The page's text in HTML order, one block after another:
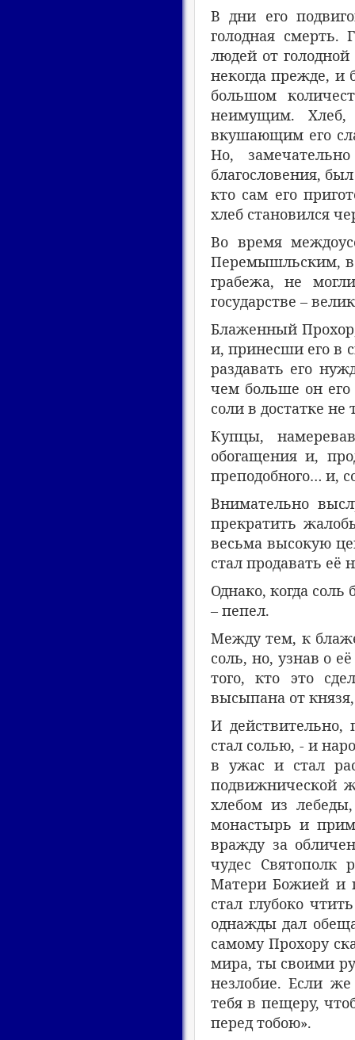
В дни его
голодная смерть.
людей от
некогда прежде, и
большом
неимущим. Хлеб,
вкушающим его
Но,
благословения,
кто сам его
хлеб становился
Во время
Перемышльским,
грабежа, не
государстве –
Блаженный Прохор,
и, принесши его в
раздавать его
чем больше он его
соли в достатке
Купцы,
обогащения и,
преподобного… и,
Внимательно
прекратить
весьма высокую
стал продавать её
Однако, когда
– пепел.
Между тем, к
соль, но, узнав о
того, кто это
высыпана от князя,
И действительно,
стал солью, - и
в ужас и стал
подвижнической
хлебом из
монастырь и
вражду за
чудес Святополк
Матери Божией и
стал глубоко
однажды дал
самому Прохору
мира, ты своими
незлобие. Если
тебя в пещеру,
перед тобою».